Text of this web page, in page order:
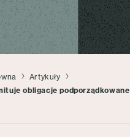
Artykuły
obligacje podporządkowane